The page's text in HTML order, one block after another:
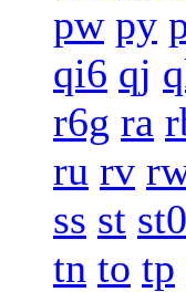
pw py
qi6 qj
r6g ra
ru rv
ss st st0
tn to tp